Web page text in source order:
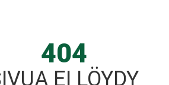
404
EI LÖYDY